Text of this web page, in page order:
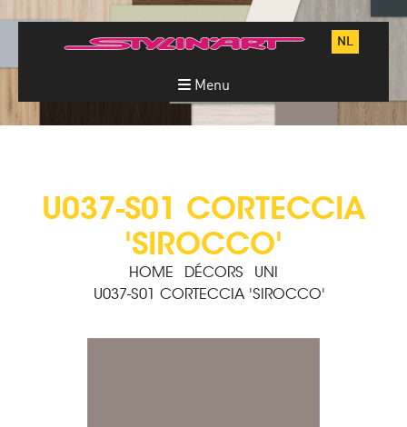
NL
Menu
U037-S01 CORTECCIA
'SIROCCO'
HOME DÉCORS
UNI
U037-S01 CORTECCIA 'SIROCCO'